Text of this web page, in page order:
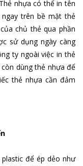
nhựa có thể in tên
trên bề mặt thẻ
chủ thẻ qua phần
sử dụng ngày càng
ty ngoài việc in thẻ
dùng thẻ nhựa để
thẻ nhựa cần đảm
để ép dẻo như